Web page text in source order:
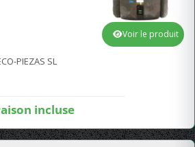
PIEZAS SL
incluse
Voir le produit